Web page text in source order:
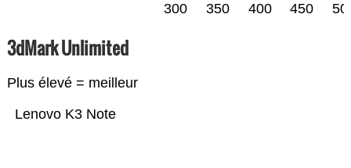
300 350 400 450
3dMark Unlimited
Plus élevé = meilleur
Lenovo K3 Note